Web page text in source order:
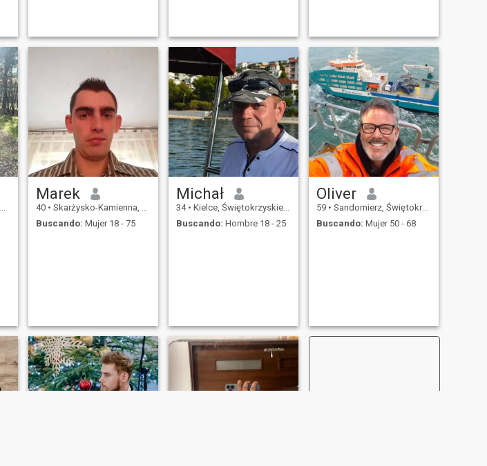
Marek
40 • Skarżysko-Kamienna, Świętokrzyskie, Polonia
Buscando: Mujer 18 - 75
Michał
34 • Kielce, Świętokrzyskie, Polonia
Buscando: Hombre 18 - 25
Oliver
59 • Sandomierz, Świętokrzyskie, Polonia
Buscando: Mujer 50 - 68